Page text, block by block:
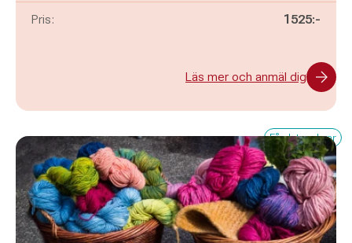
Pris: 1525:-
Läs mer och anmäl dig
Få platser kvar